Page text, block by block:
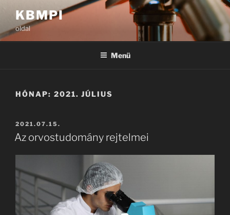
KBMPI
oldal
Menü
HÓNAP: 2021. JÚLIUS
BEKÜLDVE:
2021.07.15.
Az orvostudomány rejtelmei